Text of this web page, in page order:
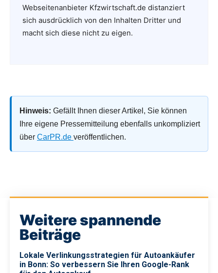
Webseitenanbieter Kfzwirtschaft.de distanziert
sich ausdrücklich von den Inhalten Dritter und
macht sich diese nicht zu eigen.
Hinweis: Gefällt Ihnen dieser Artikel, Sie können
Ihre eigene Pressemitteilung ebenfalls unkompliziert
über CarPR.de veröffentlichen.
Weitere spannende
Beiträge
Lokale Verlinkungsstrategien für Autoankäufer
in Bonn: So verbessern Sie Ihren Google-Rank